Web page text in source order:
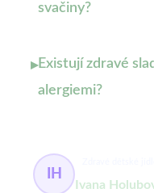
svačiny?
▸Existují zdravé
alergiemi?
IH
Ivana